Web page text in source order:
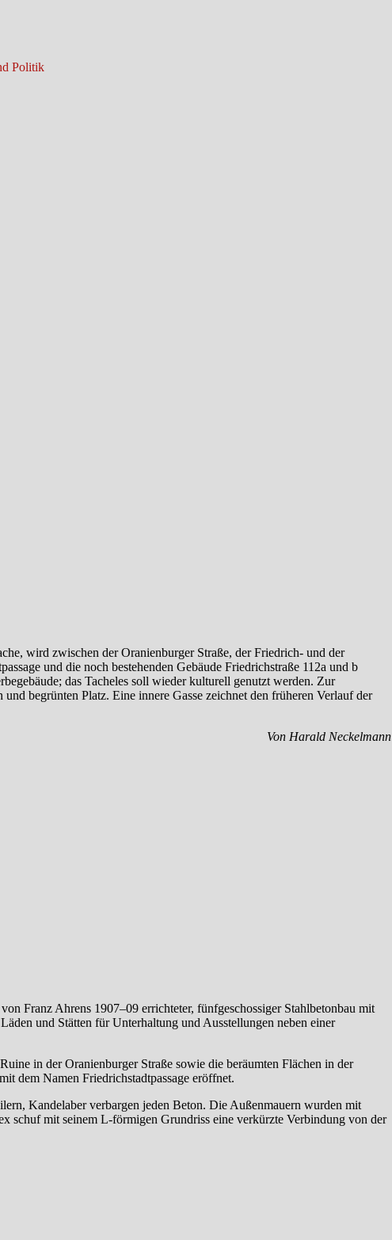
Politik
wird zwischen der Oranienburger Straße, der Friedrich- und der
und die noch bestehenden Gebäude Friedrichstraße 112a und b
das Tacheles soll wieder kulturell genutzt werden. Zur
begrünten Platz. Eine innere Gasse zeichnet den früheren Verlauf der
Von Harald Neckelmann
Franz Ahrens 1907–09 errichteter, fünfgeschossiger Stahlbetonbau mit
und Stätten für Unterhaltung und Ausstellungen neben einer
in der Oranienburger Straße sowie die beräumten Flächen in der
dem Namen Friedrichstadtpassage eröffnet.
Kandelaber verbargen jeden Beton. Die Außenmauern wurden mit
schuf mit seinem L-förmigen Grundriss eine verkürzte Verbindung von der